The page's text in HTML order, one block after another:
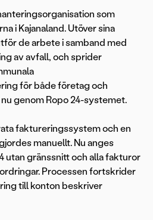
som
i Kajanaland. Utöver sina
de arbete i samband med
av avfall, och sprider
för både företag och
genom Ropo 24-systemet.
faktureringssystem och en
manuellt. Nu anges
utan gränssnitt och alla fakturor
Processen fortskrider
till konton beskriver